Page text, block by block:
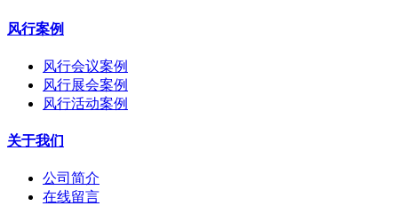
风行案例
风行会议案例
风行展会案例
风行活动案例
关于我们
公司简介
在线留言